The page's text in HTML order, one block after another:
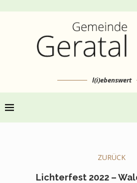
l(i)ebenswert
ZURÜCK
Lichterfest 2022 –